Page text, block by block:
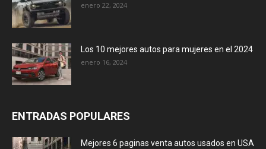
enero 22, 2024
Los 10 mejores autos para mujeres en el 2024
enero 16, 2024
ENTRADAS POPULARES
Mejores 6 paginas venta autos usados en USA